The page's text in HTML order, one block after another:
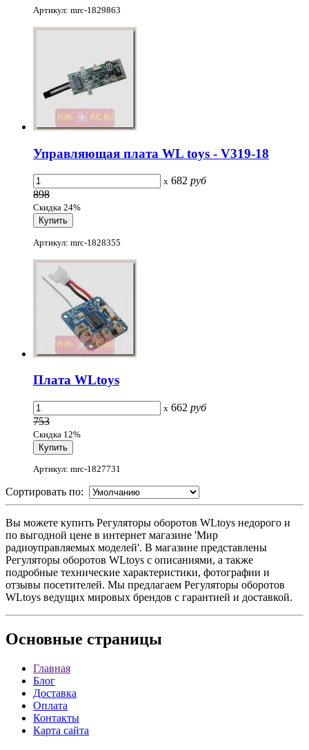
Артикул: mrc-1829863
Управляющая плата WL toys - V319-18
x 682 руб
898
Скидка 24%
Артикул: mrc-1828355
Плата WLtoys
x 662 руб
753
Скидка 12%
Артикул: mrc-1827731
Сортировать по:
Вы можете купить Регуляторы оборотов WLtoys недорого и
по выгодной цене в интернет магазине 'Мир
радиоуправляемых моделей'. В магазине представлены
Регуляторы оборотов WLtoys с описаниями, а также
подробные технические характеристики, фотографии и
отзывы посетителей. Мы предлагаем Регуляторы оборотов
WLtoys ведущих мировых брендов с гарантией и доставкой.
Основные страницы
Главная
Блог
Доставка
Оплата
Контакты
Карта сайта